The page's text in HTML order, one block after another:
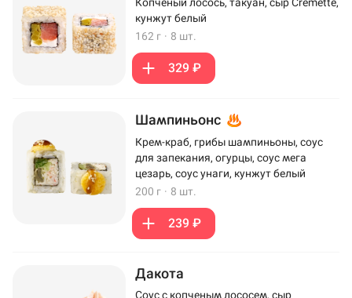
кунжут белый
162 г · 8 шт.
329 ₽
Шампиньонс
Крем-краб, грибы шампиньоны, соус
для запекания, огурцы, соус мега
цезарь, соус унаги, кунжут белый
200 г · 8 шт.
239 ₽
Дакота
Соус с копченым лососем, сыр